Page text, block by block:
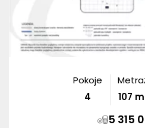
Pokoje
4
107
5 315